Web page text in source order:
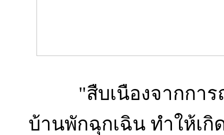
"สืบเนืองจากการถ
บ้านพักฉุกเฉิน ทำให้เ